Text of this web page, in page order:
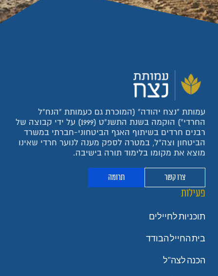
עמותת "נצח יהודה" (המוכרת גם כעמותת "הנח"ל
החרדי") הוקמה בשנת התשנ"ט (1999) על ידי קבוצה של
רבנים חרדים בשיתוף האגף הביטחוני-חברתי במשרד
הביטחון וצה"ל, במטרה לספק מענה לנוער חרדי שאינו
מוצא את מקומו בלימוד תורה בישיבה.
צרו קשר תרומה
פעילות
תוכניות לחיילים
בית החייל הבודד
הכנה לצה"ל